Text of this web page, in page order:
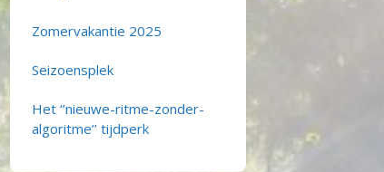
Zomervakantie 2025
Seizoensplek
Het ‘’nieuwe-ritme-zonder-
algoritme’’ tijdperk